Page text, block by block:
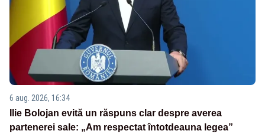
6 aug. 2026, 16:34
Ilie Bolojan evită un răspuns clar despre averea
partenerei sale: „Am respectat întotdeauna legea”